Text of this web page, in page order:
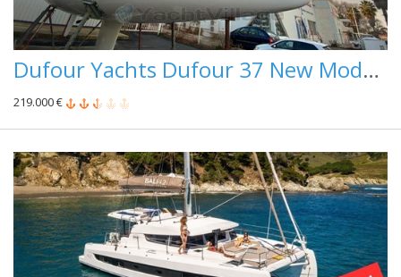
Dufour Yachts Dufour 37 New Modele Expo Place De Port A Saisir
219.000 €